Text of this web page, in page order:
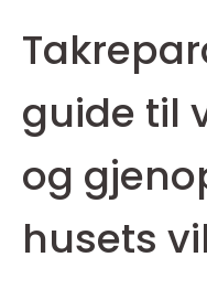
guide til
og
husets